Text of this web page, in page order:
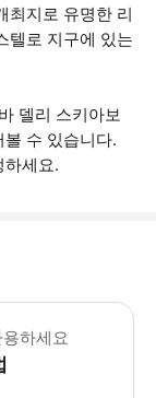
최지로 유명한 리
텔로 지구에 있는
델리 스키아보
수 있습니다.
하세요.
3일부터 5월 24일까
하세요